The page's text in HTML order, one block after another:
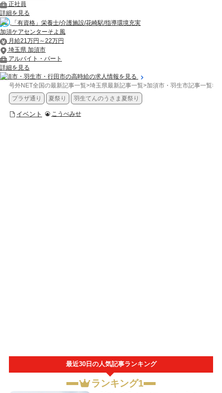
正社員
詳細を見る
「有資格」栄養士/介護施設/花崎駅/指導環境充実
加須ケアセンターそよ風
月給21万円～22万円
埼玉県 加須市
アルバイト・パート
詳細を見る
加須市・羽生市・行田市の高時給の求人情報を見る
号外NET全国の最新記事一覧>埼玉県最新記事一覧>加須市・羽生市記事一覧>
プラザ通り
夏祭り 羽生てんのうさま夏祭り
イベント こうべみせ
最近30日の人気記事ランキング
ランキング1